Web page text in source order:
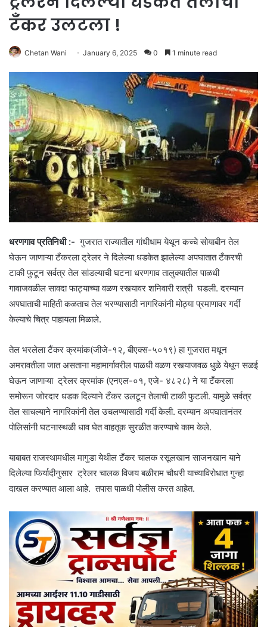
टँकर उलटला !
Chetan Wani January 6, 2025 0 1 minute read
धरणगाव प्रतिनिधी :- गुजरात राज्यातील गांधीधाम येथून कच्चे सोयाबीन तेल
घेऊन जाणाऱ्या टँकरला ट्रेलर ने दिलेल्या धडकेत झालेल्या अपघातात टँकरची
टाकी फुटून सर्वत्र तेल सांडल्याची घटना धरणगाव तालुक्यातील पाळधी
गावाजवळील सावदा फाट्याच्या वळण रस्त्यावर शनिवारी रात्री घडली. दरम्यान
अपघाताची माहिती कळताच तेल भरण्यासाठी नागरिकांनी मोठ्या प्रमाणावर गर्दी
केल्याचे चित्र पाहायला मिळाले.
तेल भरलेला टैंकर क्रमांक(जीजे-१२, बीएक्स-५०१९) हा गुजरात मधून
अमरावतीला जात असताना महामार्गावरील पाळधी वळण रस्त्याजवळ धुळे येथून सळई
घेऊन जाणाऱ्या ट्रेलर क्रमांक (एनएल-०१, एजे- ४८२८) ने या टँकरला
समोरून जोरदार धडक दिल्याने टँकर उलटून तेलाची टाकी फुटली. यामुळे सर्वत्र
तेल साचल्याने नागरिकांनी तेल उचलण्यासाठी गर्दी केली. दरम्यान अपघातानंतर
पोलिसांनी घटनास्थळी धाव घेत वाहतूक सुरळीत करण्याचे काम केले.
याबाबत राजस्थामधील मागुडा येथील टँकर चालक रसूलखान साजनखान याने
दिलेल्या फिर्यादीनुसार ट्रेलर चालक विजय बळीराम चौधरी याच्याविरोधात गुन्हा
दाखल करण्यात आला आहे. तपास पाळधी पोलीस करत आहेत.